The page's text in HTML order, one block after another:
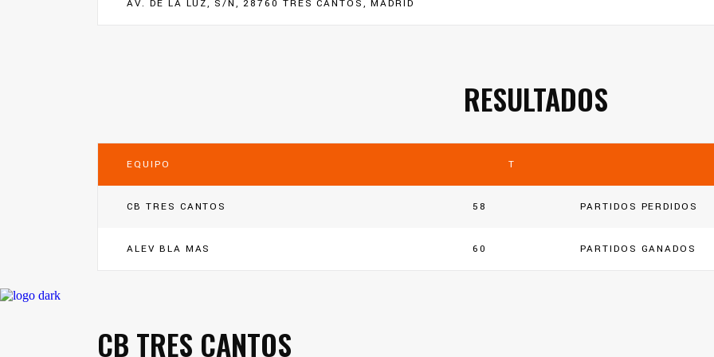
AV. DE LA LUZ, S/N, 28760 TRES CANTOS, MADRID
RESULTADOS
EQUIPO T
CB TRES CANTOS 58 PARTIDOS PERDIDOS
ALEV BLA MAS 60 PARTIDOS GANADOS
CB TRES CANTOS